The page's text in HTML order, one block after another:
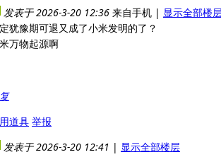
发表于 2026-3-20 12:36 来自手机 | 显示全部楼
犹豫期可退又成了小米发明的了？
万物起源啊
道具 举报
发表于 2026-3-20 12:41 | 显示全部楼层